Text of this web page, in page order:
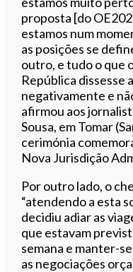
proposta [do
estamos num
as posições se
outro, e tudo o que
República dissesse
negativamente e
afirmou aos
Sousa, em Tomar
cerimónia
Nova Jurisdição
Por outro lado, o
“atendendo a esta
decidiu adiar as
que estavam
semana e manter-
as negociações